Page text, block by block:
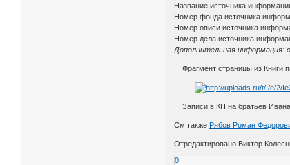
Название источника
Номер фонда источника
Номер описи источника
Номер дела источника
Дополнительная информация:
Фрагмент страницы из Книги
Записи в КП на братьев
См.также Рябов Роман
Отредактировано Виктор
0